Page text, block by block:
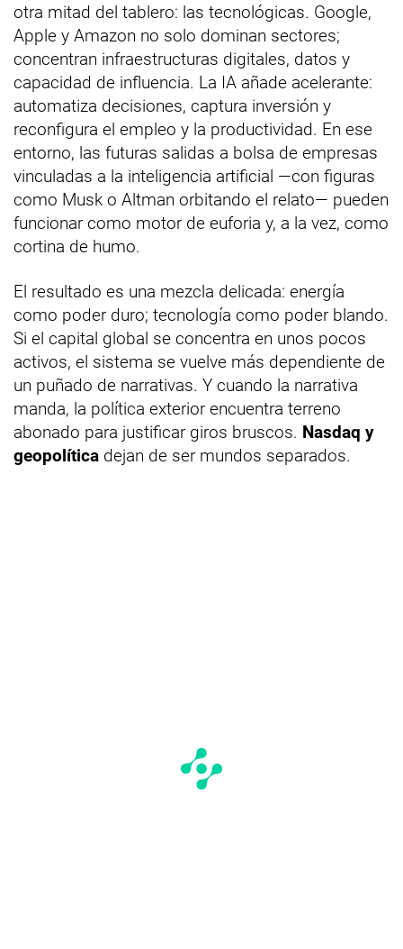
otra mitad del tablero: las tecnológicas. Google,
Apple y Amazon no solo dominan sectores;
concentran infraestructuras digitales, datos y
capacidad de influencia. La IA añade acelerante:
automatiza decisiones, captura inversión y
reconfigura el empleo y la productividad. En ese
entorno, las futuras salidas a bolsa de empresas
vinculadas a la inteligencia artificial —con figuras
como Musk o Altman orbitando el relato— pueden
funcionar como motor de euforia y, a la vez, como
cortina de humo.
El resultado es una mezcla delicada: energía
como poder duro; tecnología como poder blando.
Si el capital global se concentra en unos pocos
activos, el sistema se vuelve más dependiente de
un puñado de narrativas. Y cuando la narrativa
manda, la política exterior encuentra terreno
abonado para justificar giros bruscos. Nasdaq y
geopolítica dejan de ser mundos separados.